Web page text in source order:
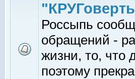
Россыпь
обращений -
жизни, то, что
поэтому